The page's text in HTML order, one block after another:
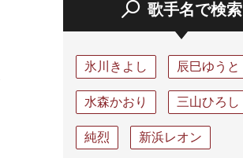
歌手名で検索
氷川きよし 辰巳ゆうと
水森かおり 三山ひろし
純烈 新浜レオン